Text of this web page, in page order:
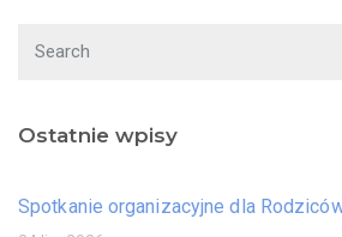
Ostatnie wpisy
Spotkanie organizacyjne dla